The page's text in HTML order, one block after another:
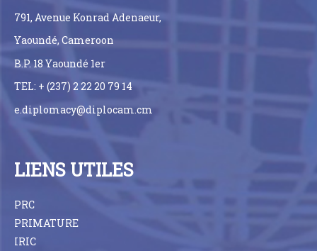
791, Avenue Konrad Adenaeur,
Yaoundé, Cameroon
B.P. 18 Yaoundé 1er
TEL: + (237) 2 22 20 79 14
e.diplomacy@diplocam.cm
LIENS UTILES
PRC
PRIMATURE
IRIC